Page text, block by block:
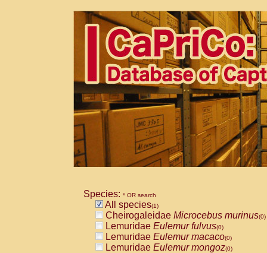
Species: * OR search
All species(1)
Cheirogaleidae Microcebus murinus(0)
Lemuridae Eulemur fulvus(0)
Lemuridae Eulemur macaco(0)
Lemuridae Eulemur mongoz(0)